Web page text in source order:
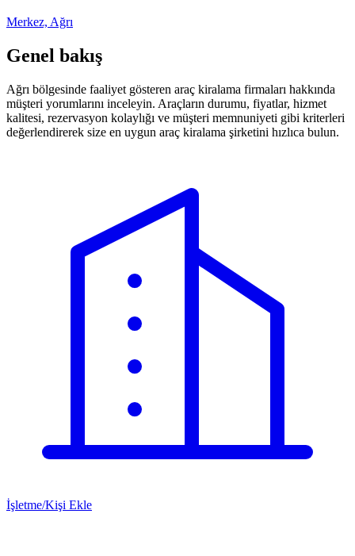
Merkez, Ağrı
Genel bakış
Ağrı bölgesinde faaliyet gösteren araç kiralama firmaları hakkında
müşteri yorumlarını inceleyin. Araçların durumu, fiyatlar, hizmet
kalitesi, rezervasyon kolaylığı ve müşteri memnuniyeti gibi kriterleri
değerlendirerek size en uygun araç kiralama şirketini hızlıca bulun.
İşletme/Kişi Ekle